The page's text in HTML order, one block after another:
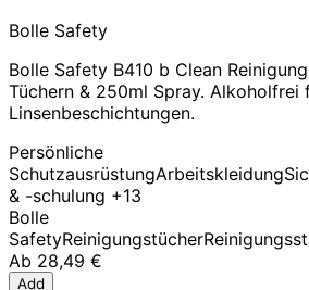
Bolle Safety
Bolle Safety B410 b Clean
Tüchern & 250ml Spray. Alkoholfrei
Linsenbeschichtungen.
Persönliche
SchutzausrüstungArbeitskleidung
& -schulung +13
Bolle
SafetyReinigungstücher
Ab 28,49 €
Add